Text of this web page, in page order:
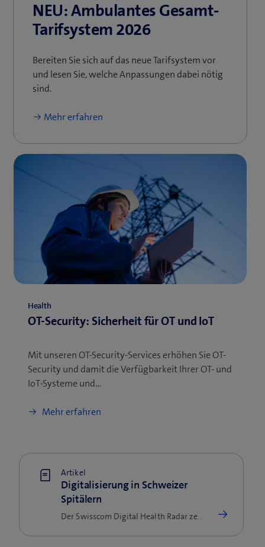
NEU: Ambulantes Gesamt-
Tarifsystem 2026
Bereiten Sie sich auf das neue Tarifsystem vor
und ​lesen Sie, welche Anpassungen dabei nötig
sind.
Mehr erfahren
Health
OT-Security: Sicherheit für OT und IoT
Mit unseren OT-Security-Services erhöhen Sie OT-
Security und damit die Verfügbarkeit Ihrer OT- und
IoT-Systeme und…
Mehr erfahren
Artikel
Digitalisierung in Schweizer
Spitälern
Der Swisscom Digital Health Radar zeigt den aktuellen Stand der Digitalisierung an Schweizer Gesundheitsinstitutionen auf.